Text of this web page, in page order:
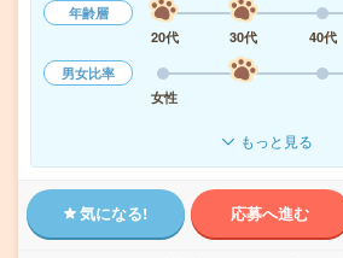
年齢層
20代
30代 40代
男女比率
女性
もっと見る
気になる! 応募へ進む